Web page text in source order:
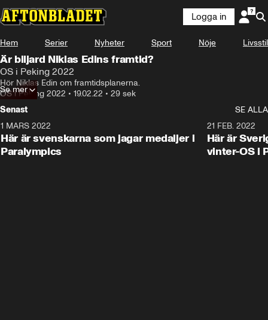
Logga in
Hem Serier Nyheter Sport Nöje Livsstil
Är biljard Niklas Edins framtid?
OS i Peking 2022
Hör Niklas Edin om framtidsplanerna.
OS i Peking 2022 • 19.02.22 • 29 sek
Se mer
Senast
SE ALLA
1 MARS 2022
Här är svenskarna som jagar medaljer i
Paralympics
21 FEB. 2022
Här är
vinter-OS i